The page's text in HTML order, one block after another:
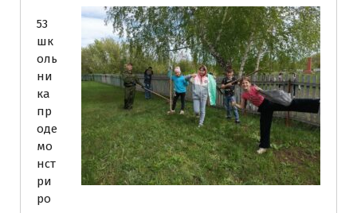
53
шк
оль
ни
ка
пр
оде
мо
нст
ри
ро